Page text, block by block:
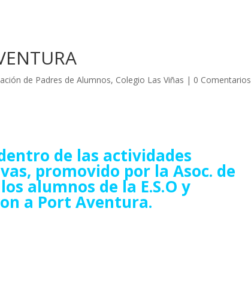
de Padres de Alumnos, Colegio Las Viñas | 0 Comentarios
de las actividades
promovido por la Asoc. de
alumnos de la E.S.O y
a Port Aventura.